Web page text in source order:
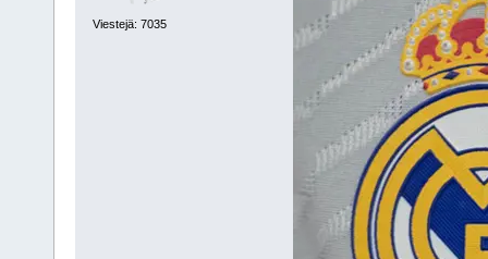
Viestejä: 7035